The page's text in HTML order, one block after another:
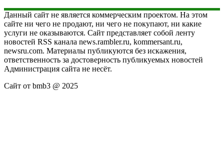
Данный сайт не является коммерческим проектом. На этом
сайте ни чего не продают, ни чего не покупают, ни какие
услуги не оказываются. Сайт представляет собой ленту
новостей RSS канала news.rambler.ru, kommersant.ru,
newsru.com. Материалы публикуются без искажения,
ответственность за достоверность публикуемых новостей
Администрация сайта не несёт.
Сайт от bmb3 @ 2025